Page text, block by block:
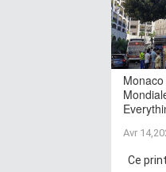
Avr
Ce